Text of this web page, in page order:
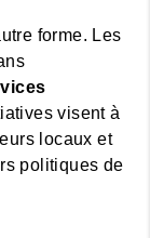
forme. Les
visent à
locaux et
politiques de